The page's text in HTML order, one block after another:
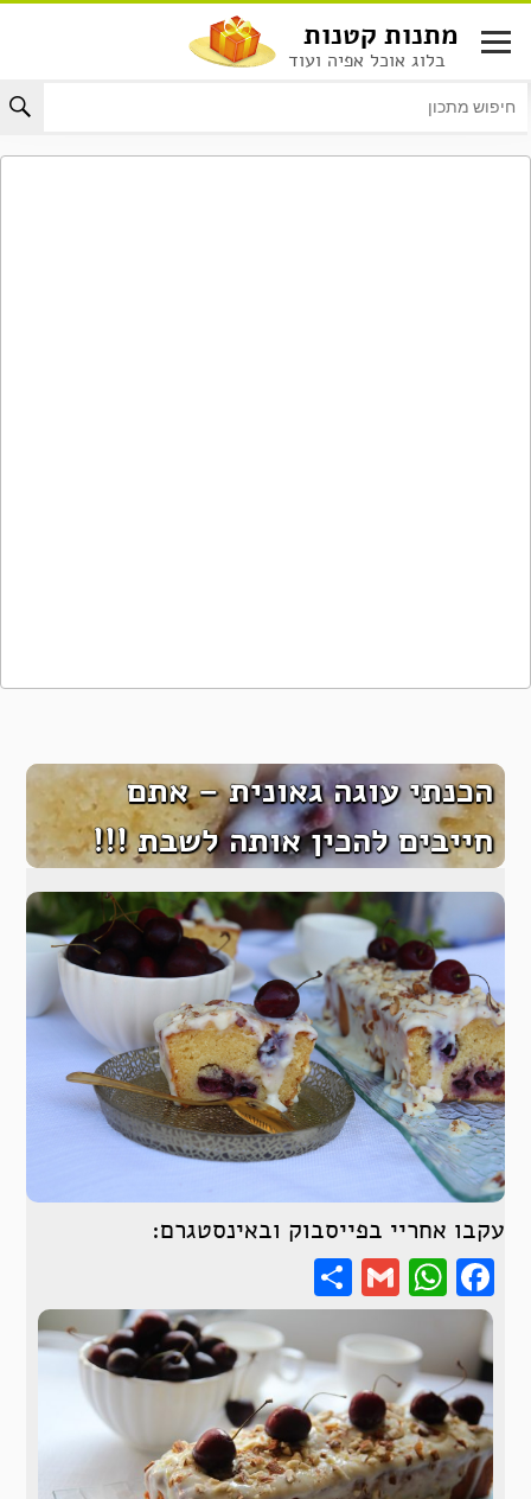
לתוכן
מתנות קטנות
בלוג אוכל אפיה ועוד
הכנתי עוגה גאונית – אתם
חייבים להכין אותה לשבת !!!
עקבו אחריי בפייסבוק ובאינסטגרם:
Facebook
WhatsApp
Gmail